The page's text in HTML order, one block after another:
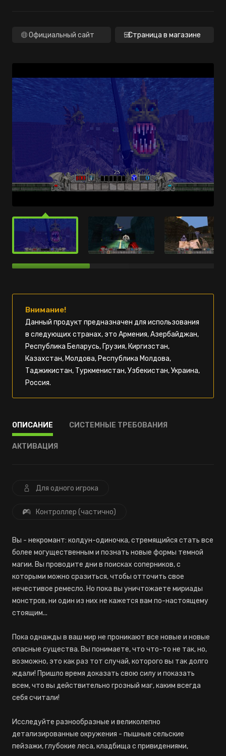
Официальный сайт Страница в магазине
Внимание!
Данный продукт предназначен для использования
в следующих странах, это Армения, Азербайджан,
Республика Беларусь, Грузия, Киргизстан,
Казахстан, Молдова, Республика Молдова,
Таджикистан, Туркменистан, Узбекистан, Украина,
Россия.
ОПИСАНИЕ СИСТЕМНЫЕ ТРЕБОВАНИЯ
АКТИВАЦИЯ
Для одного игрока
Контроллер (частично)
Вы - некромант: колдун-одиночка, стремящийся стать все
более могущественным и познать новые формы темной
магии. Вы проводите дни в поисках соперников, с
которыми можно сразиться, чтобы отточить свое
нечестивое ремесло. Но пока вы уничтожаете мириады
монстров, ни один из них не кажется вам по-настоящему
стоящим...
Пока однажды в ваш мир не проникают все новые и новые
опасные существа. Вы понимаете, что что-то не так, но,
возможно, это как раз тот случай, которого вы так долго
ждали! Пришло время доказать свою силу и показать
всем, что вы действительно грозный маг, каким всегда
себя считали!
Исследуйте разнообразные и великолепно
детализированные окружения - пышные сельские
пейзажи, глубокие леса, кладбища с привидениями,